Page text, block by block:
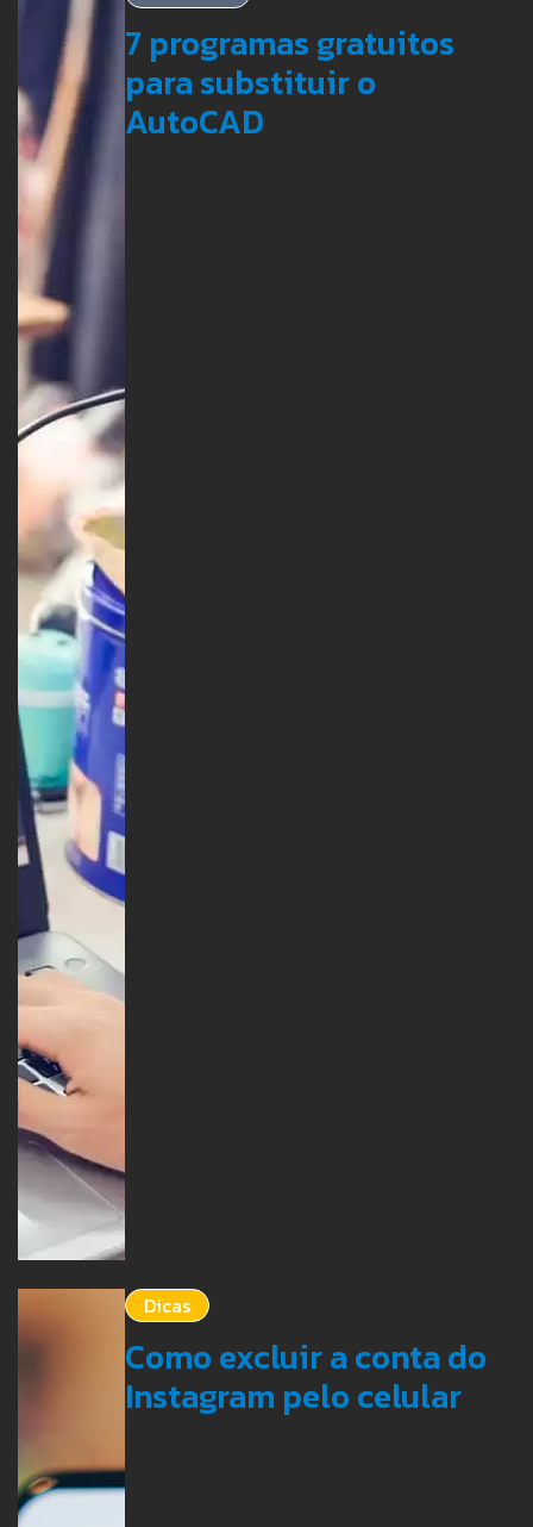
7 programas gratuitos
para substituir o
AutoCAD
Dicas
Como excluir a conta do
Instagram pelo celular